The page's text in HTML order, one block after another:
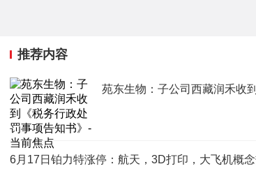
推荐内容
苑东生物：子公司西藏润禾收
6月17日铂力特涨停：航天，3D打印，大飞机概